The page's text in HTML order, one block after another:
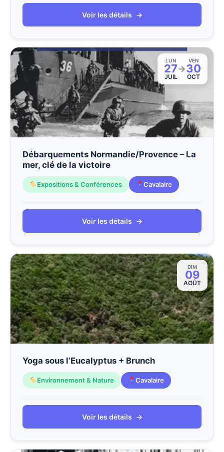
Voir les détails →
LUN
27
JUIL
→
VEN
30
OCT
Débarquements Normandie/Provence – La
mer, clé de la victoire
Expositions & Conférences Cavalaire
Voir les détails →
DIM
09
AOÛT
Yoga sous l’Eucalyptus + Brunch
Environnement & Nature Cavalaire
Voir les détails →